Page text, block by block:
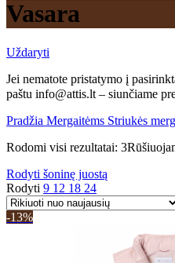
Vasara
Uždaryti
Jei nematote pristatymo į
paštu info@attis.lt – siunčiame
Pradžia Mergaitėms Striukės
Rodomi visi rezultatai: 3
Rodyti šoninę juostą
Rodyti 9 12 18 24
-13%